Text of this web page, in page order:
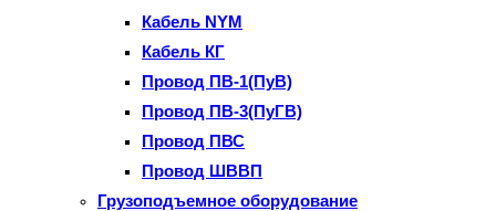
Кабель NYM
Кабель КГ
Провод ПВ-1(ПуВ)
Провод ПВ-3(ПуГВ)
Провод ПВС
Провод ШВВП
Грузоподъемное оборудование